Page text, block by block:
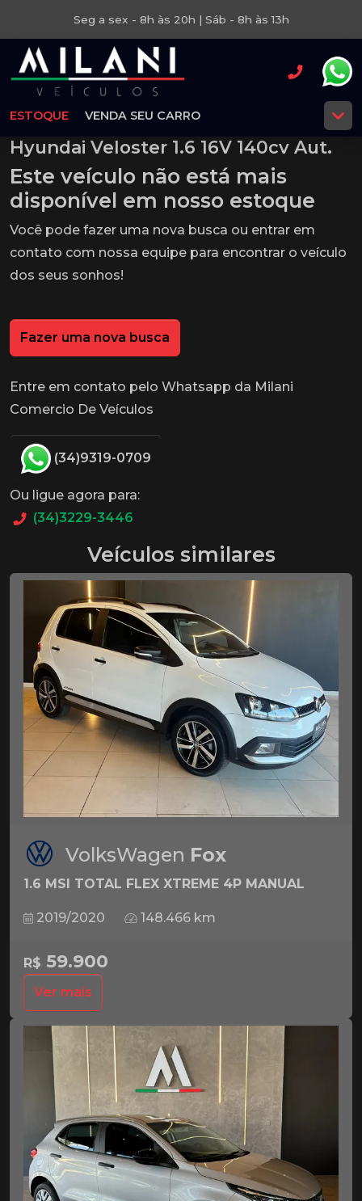
Seg a sex - 8h às 20h | Sáb - 8h às 13h
ESTOQUE VENDA SEU CARRO
Hyundai Veloster 1.6 16V 140cv Aut.
Este veículo não está mais
disponível em nosso estoque
Você pode fazer uma nova busca ou entrar em
contato com nossa equipe para encontrar o veículo
dos seus sonhos!
Fazer uma nova busca
Entre em contato pelo Whatsapp da Milani
Comercio De Veículos
(34)9319-0709
Ou ligue agora para:
(34)3229-3446
Veículos similares
VolksWagen Fox
1.6 MSI TOTAL FLEX XTREME 4P MANUAL
2019/2020 148.466 km
R$ 59.900
Ver mais